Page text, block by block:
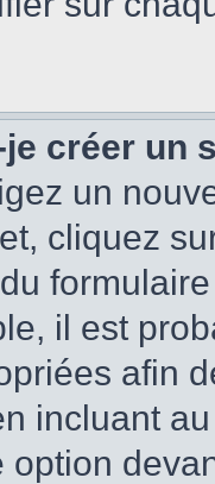
créer un
un
cliquez
il est
afin
incluant
option